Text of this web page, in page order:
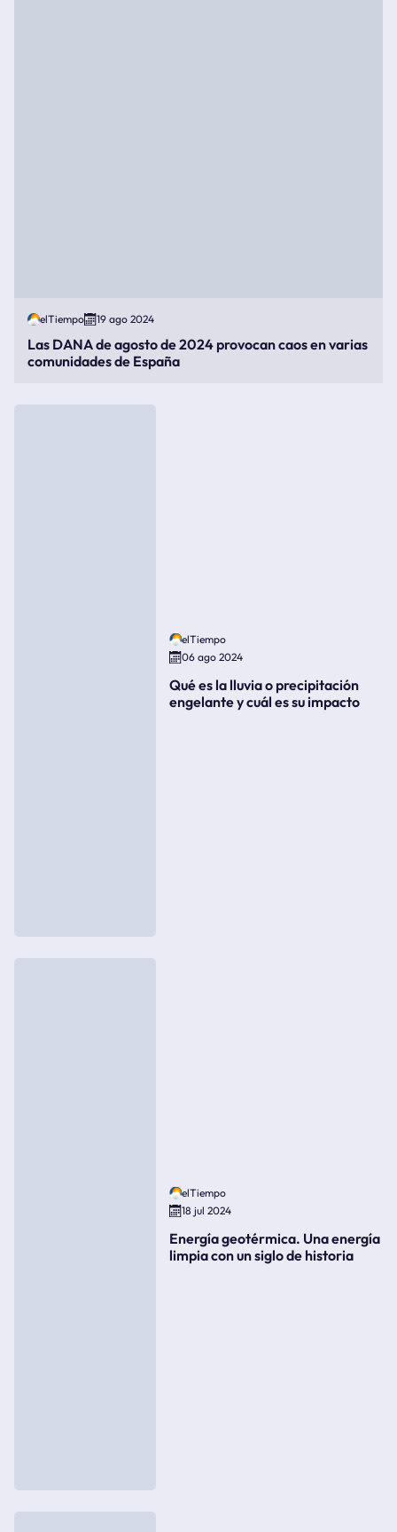
elTiempo 19 ago 2024
Las DANA de agosto de 2024 provocan caos en varias
comunidades de España
elTiempo
06 ago 2024
Qué es la lluvia o precipitación
engelante y cuál es su impacto
elTiempo
18 jul 2024
Energía geotérmica. Una energía
limpia con un siglo de historia